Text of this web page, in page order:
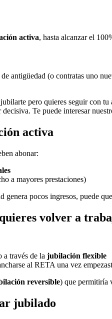
activa, hasta alcanzar el
antigüedad (o contratas uno
jubilarte pero quieres seguir con
Te puede interesar
activa
abonar:
a mayores prestaciones)
pocos ingresos, puede
volver a
a través de la jubilación flexible
al RETA una vez
reversible) que permitiría
jubilado